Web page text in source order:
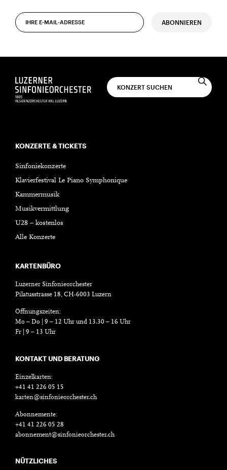
ABONNIEREN
KONZERTE & TICKETS
Sinfoniekonzerte
Klavierfestival Le Piano Symphonique
Kammermusik
Musikvermittlung
U28 – kostenlos
Alle Konzerte
KARTENBÜRO
Luzerner Sinfonieorchester
Pilatusstrasse 18, CH-6003 Luzern
Öffnungszeiten:
Mo – Do | 9 – 12 Uhr und 13.30 – 16 Uhr
Fr | 9 – 13 Uhr
KONTAKT UND BERATUNG
Einzelkarten:
+41 41 226 05 15
karten@sinfonieorchester.ch
Abonnemente:
+41 41 226 05 28
abonnement@sinfonieorchester.ch
NÜTZLICHES